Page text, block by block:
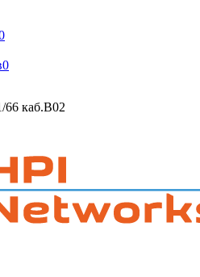
0
66 каб.B02